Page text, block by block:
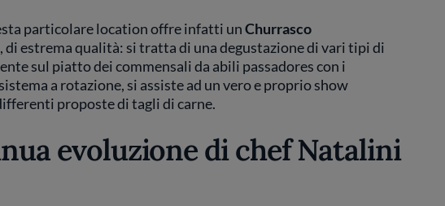
particolare location offre infatti unChurrasco
estrema qualità: si tratta di una degustazione di vari tipi di
sul piatto dei commensali da abili passadores con i
a rotazione, si assiste ad un vero e proprio show
proposte di tagli di carne.
evoluzione di chef Natalini